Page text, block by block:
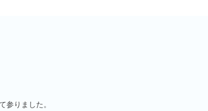
参りました。